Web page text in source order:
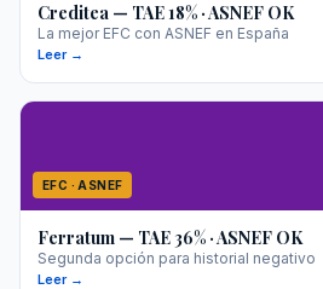
Creditea — TAE 18% · ASNEF OK
La mejor EFC con ASNEF en España
Leer →
EFC · ASNEF
Ferratum — TAE 36% · ASNEF OK
Segunda opción para historial negativo
Leer →